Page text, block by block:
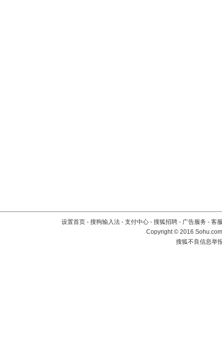
设置首页 - 搜狗输入法 - 支付中心 - 搜狐招聘 - 广告服务 - 客
Copyright©2016
搜狐不良信息举